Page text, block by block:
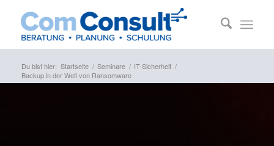
Du bist hier: Startseite / Seminare / IT-Sicherheit /
Backup in der Welt von Ransomware